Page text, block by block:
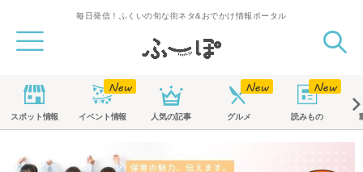
毎日発信！ふくいの旬な街ネタ&おでかけ情報ポータル
スポット情報 イベント情報 人気の記事 グルメ 読みもの